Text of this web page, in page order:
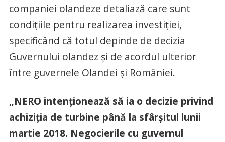
companiei olandeze detaliază care sunt
condiţiile pentru realizarea investiţiei,
specificând că totul depinde de decizia
Guvernului olandez şi de acordul ulterior
între guvernele Olandei şi României.
„NERO intenţionează să ia o decizie privind
achiziţia de turbine până la sfârşitul lunii
martie 2018. Negocierile cu guvernul